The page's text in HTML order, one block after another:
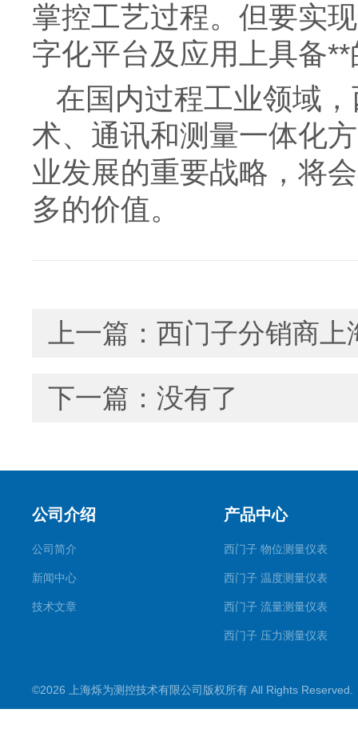
掌控工艺过程。但要实
字化平台及应用上具备**
在国内过程工业领域
术、通讯和测量一体化
业发展的重要战略，将
多的价值。
上一篇： 西门子分销商上
下一篇：没有了
公司介绍
公司简介
新闻中心
技术文章
产品中心
西门子 物位测量仪表
西门子 温度测量仪表
西门子 流量测量仪表
西门子 压力测量仪表
西门子阀门定位器
©2026 上海烁为测控技术有限公司版权所有 All Rights